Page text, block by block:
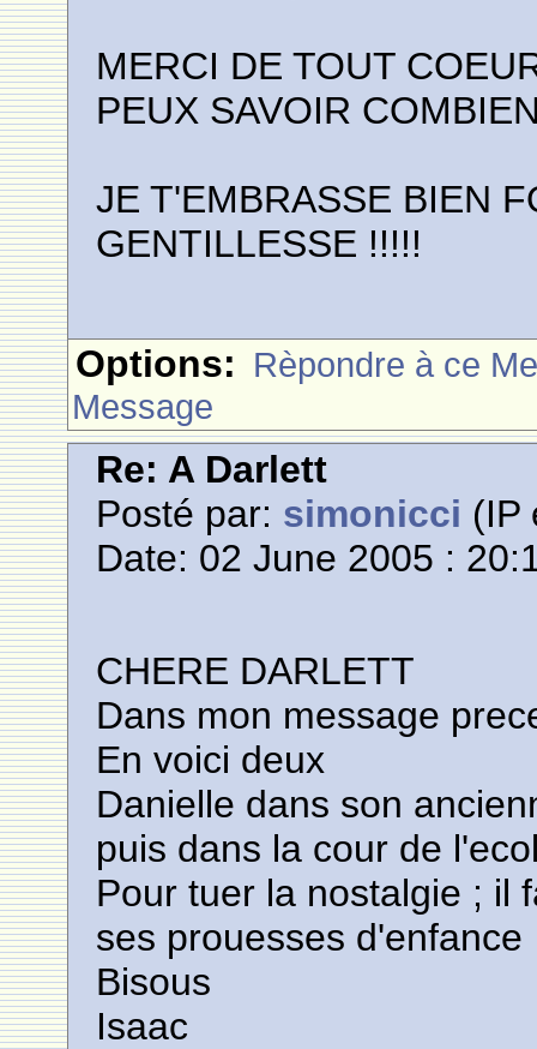
MERCI DE TOUT
PEUX SAVOIR
JE T'EMBRASSE BIEN
GENTILLESSE !!!!!
Options: Rèpondre à ce
Message
Re: A Darlett
Posté par: simonicci (IP
Date: 02 June 2005 :
CHERE DARLETT
Dans mon message
En voici deux
Danielle dans son
puis dans la cour de
Pour tuer la nostalgie ; il
ses prouesses d'enfance
Bisous
Isaac